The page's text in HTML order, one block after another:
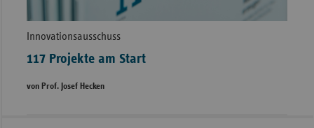
Innovationsausschuss
117 Projekte am Start
von Prof. Josef Hecken